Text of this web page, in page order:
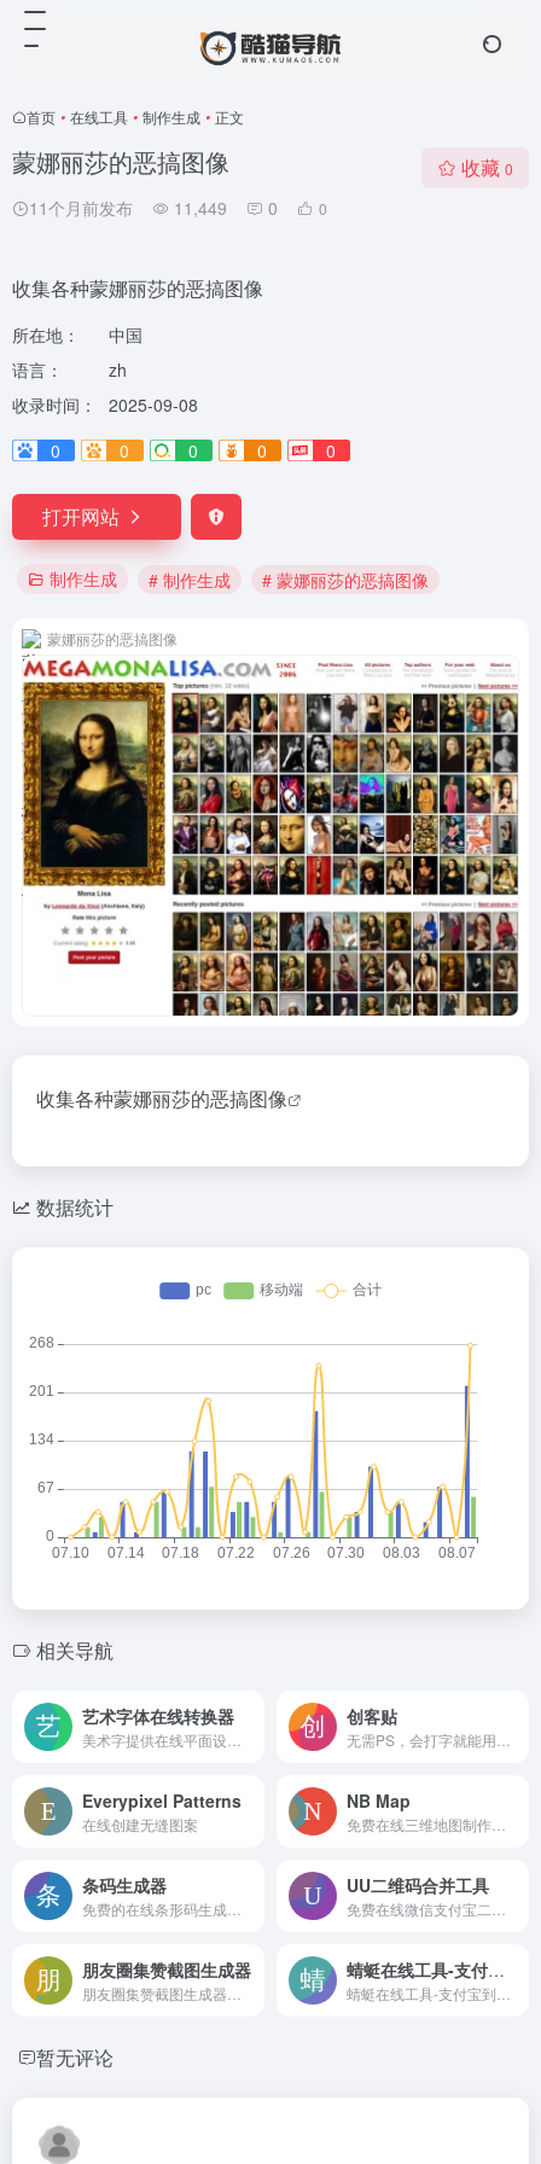
首页 • 在线工具 • 制作生成 • 正文
蒙娜丽莎的恶搞图像
11个月前发布 11,449 0 0
收藏 0
收集各种蒙娜丽莎的恶搞图像
所在地：
中国
语言：
zh
收录时间：
2025-09-08
0
0 0 0 0
打开网站
制作生成 # 制作生成 # 蒙娜丽莎的恶搞图像
蒙娜丽莎的恶搞图像
收集各种蒙娜丽莎的恶搞图像
数据统计
相关导航
艺术字体在线转换器 创客贴
Everypixel Patterns
在线创建无缝图案
NB Map
条码生成器 UU二维码合并工具
朋友圈集赞截图生成器 蜻蜓在线工具-支付宝到账语音
暂无评论